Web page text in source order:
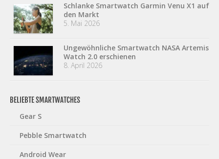
Schlanke Smartwatch Garmin Venu X1 auf
den Markt
5. Mai 2026
Ungewöhnliche Smartwatch NASA Artemis
Watch 2.0 erschienen
8. April 2026
BELIEBTE SMARTWATCHES
Gear S
Pebble Smartwatch
Android Wear